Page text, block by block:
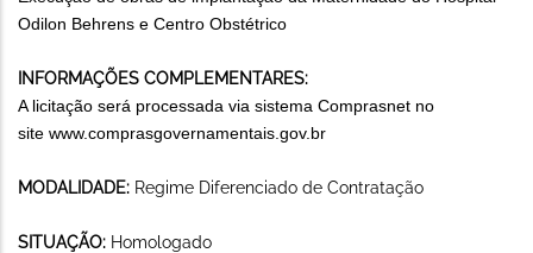
Odilon Behrens e Centro Obstétrico
INFORMAÇÕES COMPLEMENTARES:
A licitação será processada via sistema Comprasnet no
site www.comprasgovernamentais.gov. br
MODALIDADE: Regime Diferenciado de Contratação
SITUAÇÃO: Homologado